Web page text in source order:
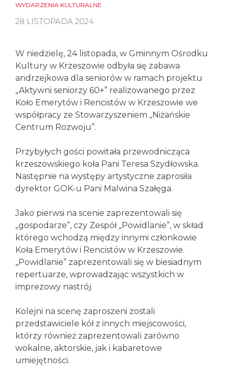
WYDARZENIA KULTURALNE
28 LISTOPADA 2024
W niedzielę, 24 listopada, w Gminnym Ośrodku
Kultury w Krzeszowie odbyła się zabawa
andrzejkowa dla seniorów w ramach projektu
„Aktywni seniorzy 60+” realizowanego przez
Koło Emerytów i Rencistów w Krzeszowie we
współpracy ze Stowarzyszeniem „Niżańskie
Centrum Rozwoju”.
Przybyłych gości powitała przewodnicząca
krzeszowskiego koła Pani Teresa Szydłowska.
Następnie na występy artystyczne zaprosiła
dyrektor GOK-u Pani Malwina Szałęga.
Jako pierwsi na scenie zaprezentowali się
„gospodarze”, czy Zespół „Powidlanie”, w skład
którego wchodzą między innymi członkowie
Koła Emerytów i Rencistów w Krzeszowie.
„Powidlanie” zaprezentowali się w biesiadnym
repertuarze, wprowadzając wszystkich w
imprezowy nastrój.
Kolejni na scenę zaproszeni zostali
przedstawiciele kół z innych miejscowości,
którzy również zaprezentowali zarówno
wokalne, aktorskie, jak i kabaretowe
umiejętności.